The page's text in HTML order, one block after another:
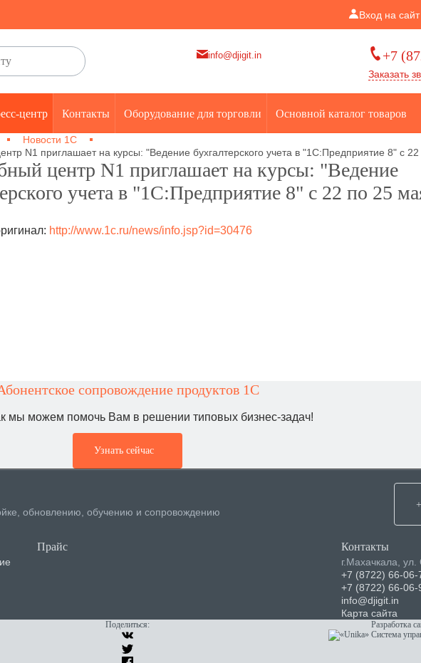
Вход на сайт
info@djigit.in +7
Заказать
центр Контакты Оборудование для торговли Основной каталог товаров
Новости 1С
N1 приглашает на курсы: "Ведение бухгалтерского учета в "1С:Предприятие 8" с
центр N1 приглашает на курсы: "Ведение
учета в "1С:Предприятие 8" с 22 по 25
http://www.1c.ru/news/info.jsp?id=30476
сопровождение продуктов 1C
мы можем помочь Вам в решении типовых бизнес-задач!
Узнать сейчас
обновлению, обучению и сопровождению
Прайс Контакты
г.Махачкала ул.
+7 (8722) 66-06-
+7 (8722) 66-06-
info@djigit.in
Карта сайта
Поделиться: Разработка
Система